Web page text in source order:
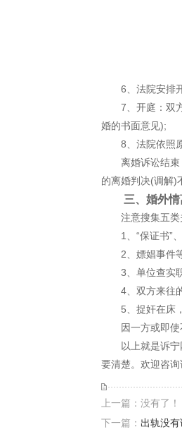
6、法院安排开
7、开庭：双方
婚的书面意见);
8、法院依照原
离婚诉讼结束，
的离婚判决(调解)
三、婚外情
注意搜集五类
1、“保证书”、
2、嫖娼事件等
3、单位查实职
4、双方来往的
5、捉奸在床，
因一方或即使不
以上就是诉宁
要清楚。欢迎咨询
上一篇：没有了！
下一篇： 出轨没